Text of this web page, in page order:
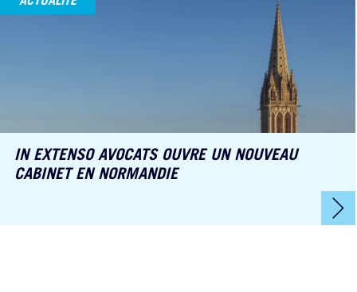
IN EXTENSO AVOCATS OUVRE UN NOUVEAU
CABINET EN NORMANDIE